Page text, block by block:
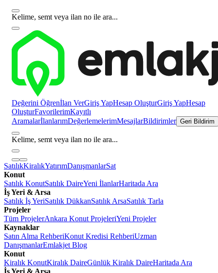
Kelime, semt veya ilan no ile ara...
Değerini Öğrenİlan VerGiriş YapHesap OluşturGiriş YapHesap
OluşturFavorilerimKayıtlı
AramalarİlanlarımDeğerlemelerimMesajlarBildirimler Geri Bildirim
Kelime, semt veya ilan no ile ara...
SatılıkKiralıkYatırımDanışmanlarSat
Konut
Satılık KonutSatılık DaireYeni İlanlarHaritada Ara
İş Yeri & Arsa
Satılık İş YeriSatılık DükkanSatılık ArsaSatılık Tarla
Projeler
Tüm ProjelerAnkara Konut ProjeleriYeni Projeler
Kaynaklar
Satın Alma RehberiKonut Kredisi RehberiUzman
DanışmanlarEmlakjet Blog
Konut
Kiralık KonutKiralık DaireGünlük Kiralık DaireHaritada Ara
İş Yeri & Arsa